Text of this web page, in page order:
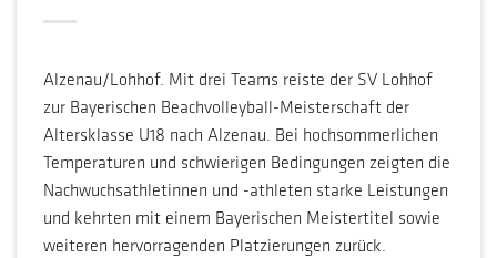
Alzenau/Lohhof. Mit drei Teams reiste der SV Lohhof
zur Bayerischen Beachvolleyball-Meisterschaft der
Altersklasse U18 nach Alzenau. Bei hochsommerlichen
Temperaturen und schwierigen Bedingungen zeigten die
Nachwuchsathletinnen und -athleten starke Leistungen
und kehrten mit einem Bayerischen Meistertitel sowie
weiteren hervorragenden Platzierungen zurück.